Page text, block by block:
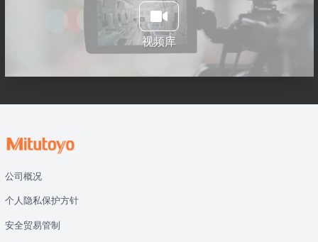
视频库
公司概况
个人隐私保护方针
安全贸易管制